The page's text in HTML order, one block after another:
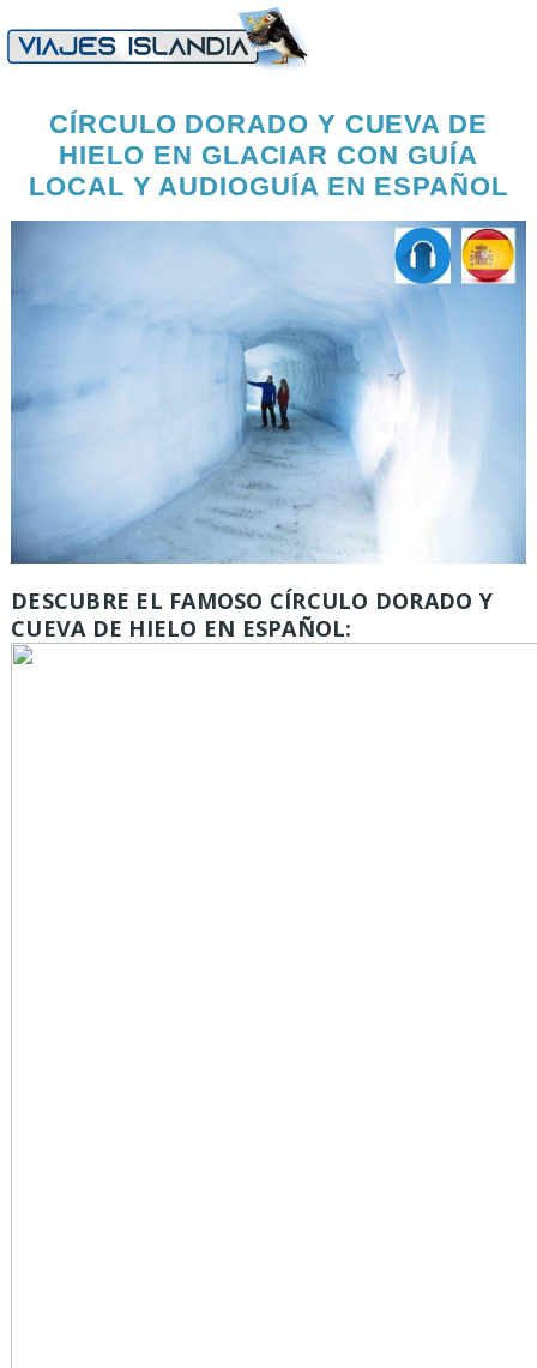
CÍRCULO DORADO Y CUEVA DE
HIELO EN GLACIAR CON GUÍA
LOCAL Y AUDIOGUÍA EN ESPAÑOL
DESCUBRE EL FAMOSO CÍRCULO DORADO Y
CUEVA DE HIELO EN ESPAÑOL: